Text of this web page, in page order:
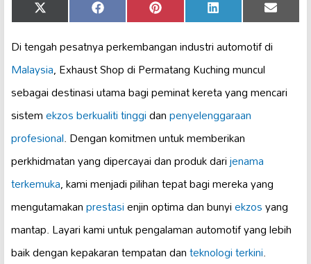
Share
on
X
(Twitter)
Share
on
Facebook Share
on
Pinterest Share
on
LinkedIn Share
on
Email
Di tengah pesatnya perkembangan industri automotif di
Malaysia, Exhaust Shop di Permatang Kuching muncul
sebagai destinasi utama bagi peminat kereta yang mencari
sistemekzos berkualiti tinggidanpenyelenggaraan
profesional. Dengan komitmen untuk memberikan
perkhidmatan yang dipercayai dan produk darijenama
terkemuka, kami menjadi pilihan tepat bagi mereka yang
mengutamakanprestasienjin optima dan bunyiekzosyang
mantap. Layari kami untuk pengalaman automotif yang lebih
baik dengan kepakaran tempatan danteknologi terkini.